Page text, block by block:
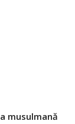
musulmană